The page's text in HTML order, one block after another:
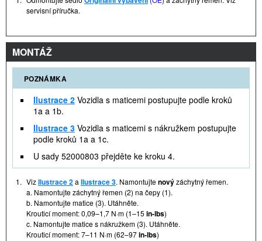
servisní příručka.
MONTÁŽ
POZNÁMKA
Ilustrace 2 Vozidla s maticemi postupujte podle kroků
1a a 1b.
Ilustrace 3 Vozidla s maticemi s nákružkem postupujte
podle kroků 1a a 1c.
U sady 52000803 přejděte ke kroku 4.
1. VizIlustrace 2a Ilustrace 3. Namontujtenovýzáchytný řemen.
a. Namontujte záchytný řemen (2) na čepy (1).
b. Namontujte matice (3). Utáhněte.
Krouticí moment: 0,09–1,7 N·m (1–15 in-lbs)
c. Namontujte matice s nákružkem (3). Utáhněte.
Krouticí moment: 7–11 N·m (62–97in-lbs)